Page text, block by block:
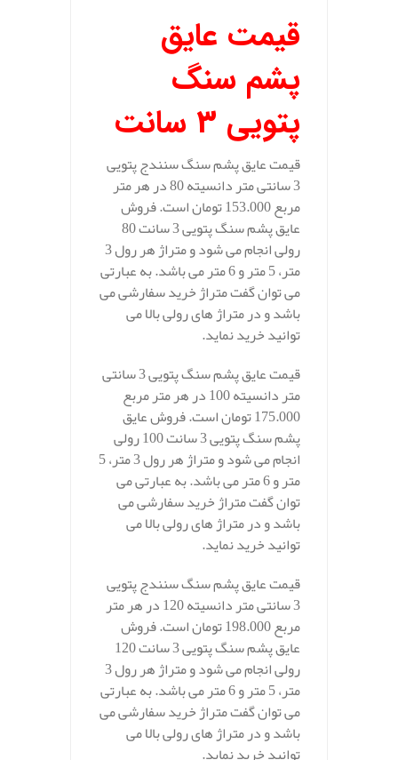
قیمت عایق
پشم سنگ
پتویی 3 سانت
قیمت عایق پشم سنگ سنندج پتویی
3 سانتی متر دانسیته 80 در هر متر
مربع 153.000 تومان است. فروش
عایق پشم سنگ پتویی 3 سانت 80
رولی انجام می شود و متراژ هر رول 3
متر، 5 متر و 6 متر می باشد. به عبارتی
می توان گفت متراژ خرید سفارشی می
باشد و در متراژ های رولی بالا می
توانید خرید نماید.
قیمت عایق پشم سنگ پتویی 3 سانتی
متر دانسیته 100 در هر متر مربع
175.000 تومان است. فروش عایق
پشم سنگ پتویی 3 سانت 100 رولی
انجام می شود و متراژ هر رول 3 متر، 5
متر و 6 متر می باشد. به عبارتی می
توان گفت متراژ خرید سفارشی می
باشد و در متراژ های رولی بالا می
توانید خرید نماید.
قیمت عایق پشم سنگ سنندج پتویی
3 سانتی متر دانسیته 120 در هر متر
مربع 198.000 تومان است. فروش
عایق پشم سنگ پتویی 3 سانت 120
رولی انجام می شود و متراژ هر رول 3
متر، 5 متر و 6 متر می باشد. به عبارتی
می توان گفت متراژ خرید سفارشی می
باشد و در متراژ های رولی بالا می